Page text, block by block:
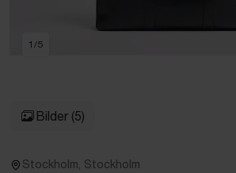
1 /5
Bilder (5)
Stockholm, Stockholm